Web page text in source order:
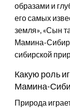
образами и
его самых
земля», «Сын
Мамина-
сибирской
Какую роль
Мамина-
Природа